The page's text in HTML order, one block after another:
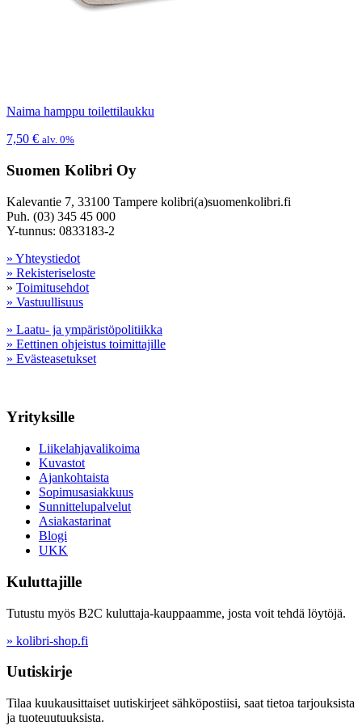
Naima hamppu toilettilaukku
7,50 € alv. 0%
Suomen Kolibri Oy
Kalevantie 7, 33100 Tampere kolibri(a)suomenkolibri.fi
Puh. (03) 345 45 000
Y-tunnus: 0833183-2
» Yhteystiedot
» Rekisteriseloste
» Toimitusehdot
» Vastuullisuus
» Laatu- ja ympäristöpolitiikka
» Eettinen ohjeistus toimittajille
» Evästeasetukset
Yrityksille
Liikelahjavalikoima
Kuvastot
Ajankohtaista
Sopimusasiakkuus
Sunnittelupalvelut
Asiakastarinat
Blogi
UKK
Kuluttajille
Tutustu myös B2C kuluttaja-kauppaamme, josta voit tehdä löytöjä.
» kolibri-shop.fi
Uutiskirje
Tilaa kuukausittaiset uutiskirjeet sähköpostiisi, saat tietoa tarjouksista
ja tuoteuutuuksista.